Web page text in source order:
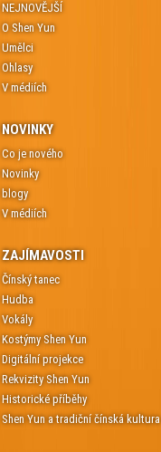
NEJNOVĚJŠÍ
O Shen Yun
Umělci
Ohlasy
V médiích
NOVINKY
Co je nového
Novinky
blogy
V médiích
ZAJÍMAVOSTI
Čínský tanec
Hudba
Vokály
Kostýmy Shen Yun
Digitální projekce
Rekvizity Shen Yun
Historické příběhy
Shen Yun a tradiční čínská kultura